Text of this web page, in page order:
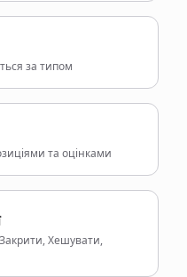
за типом
та оцінками
Хешувати,